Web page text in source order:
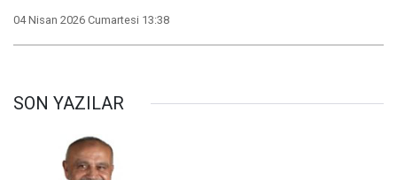
04 Nisan 2026 Cumartesi 13:38
SON YAZILAR